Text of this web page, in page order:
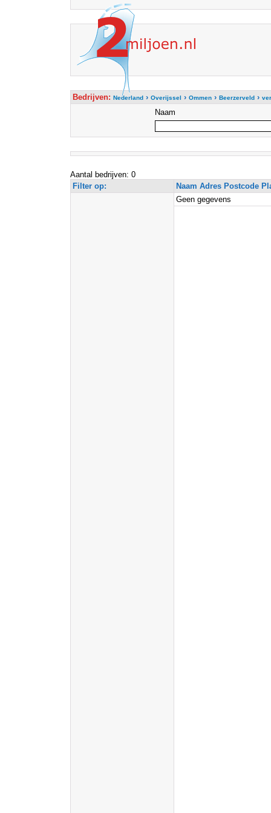
Bedrijven: Nederland› Overijssel › Ommen› Beerzerveld›
Naam
Aantal bedrijven: 0
Filter op:
Naam Adres Postcode
Geen gegevens